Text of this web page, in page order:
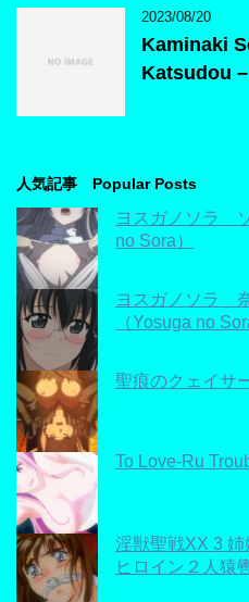
2023/08/20
Kaminaki
Katsudou
人気記事 Popular Posts
ヨスガノソラ
no Sora）
ヨスガノソラ
（Yosuga no
聖痕のクェイサ
To Love-Ru
淫獣聖戦XX 3
ヒロイン２人猿